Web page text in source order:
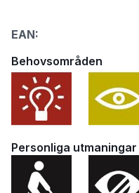
EAN:
Behovsområden
Personliga utmaningar